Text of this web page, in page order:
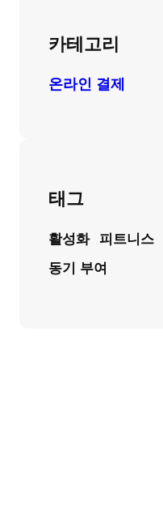
카테고리
온라인 결제
태그
활성화 피트니스
동기 부여